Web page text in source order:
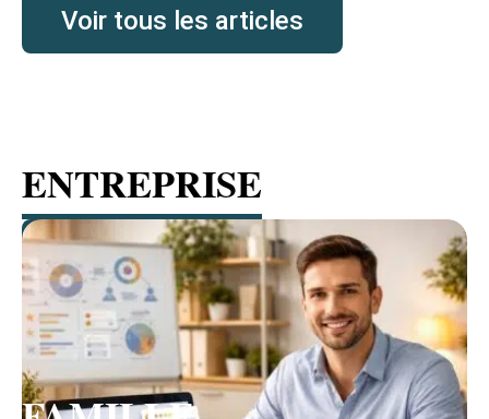
Voir tous les articles
ENTREPRISE
Voir tous les articles